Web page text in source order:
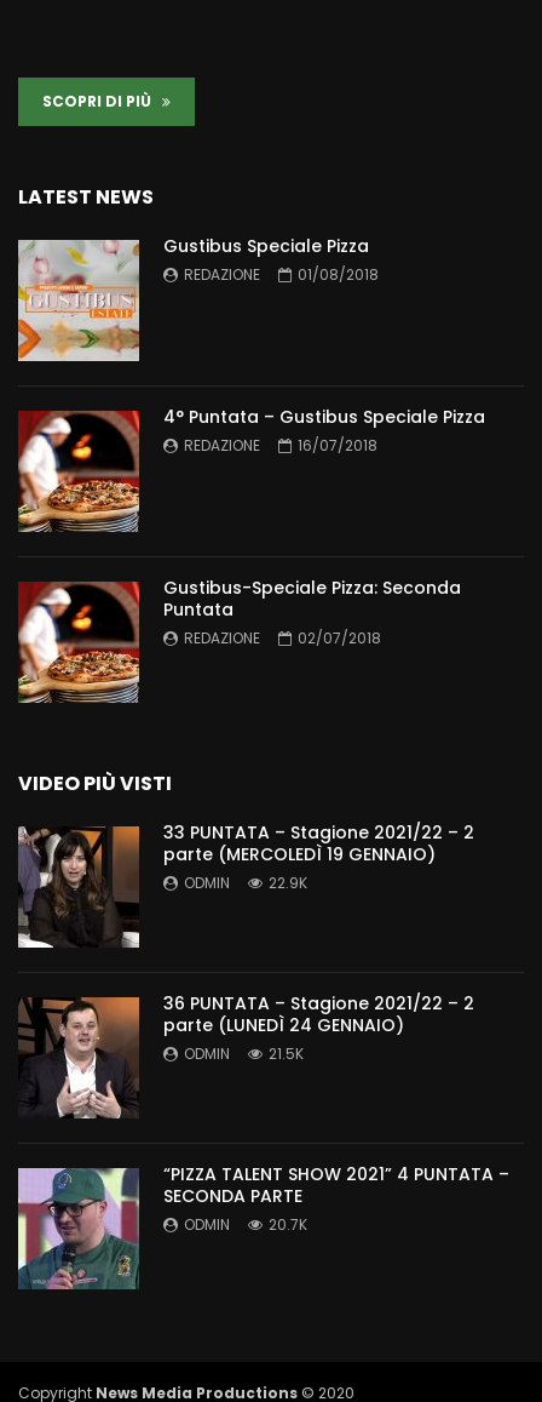
SCOPRI DI PIÙ
LATEST NEWS
Gustibus Speciale Pizza
REDAZIONE 01/08/2018
4° Puntata – Gustibus Speciale Pizza
REDAZIONE 16/07/2018
Gustibus-Speciale Pizza: Seconda
Puntata
REDAZIONE 02/07/2018
VIDEO PIÙ VISTI
33 PUNTATA – Stagione 2021/22 – 2
parte (MERCOLEDÌ 19 GENNAIO)
ODMIN 22.9K
36 PUNTATA – Stagione 2021/22 – 2
parte (LUNEDÌ 24 GENNAIO)
ODMIN 21.5K
“PIZZA TALENT SHOW 2021” 4 PUNTATA –
SECONDA PARTE
ODMIN 20.7K
Copyright News Media Productions © 2020